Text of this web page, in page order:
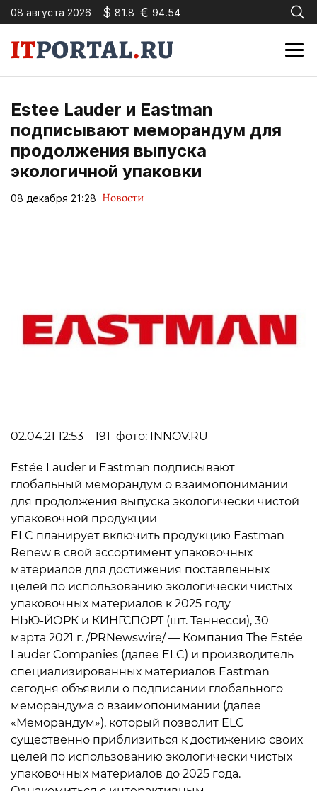
08 августа 2026 $ 81.8 € 94.54
Estee Lauder и Eastman
подписывают меморандум для
продолжения выпуска
экологичной упаковки
08 декабря 21:28 Новости
02.04.21 12:53 191 фото: INNOV.RU
Estée Lauder и Eastman подписывают
глобальный меморандум о взаимопонимании
для продолжения выпуска экологически чистой
упаковочной продукции
ELC планирует включить продукцию Eastman
Renew в свой ассортимент упаковочных
материалов для достижения поставленных
целей по использованию экологически чистых
упаковочных материалов к 2025 году
НЬЮ-ЙОРК и КИНГСПОРТ (шт. Теннесси), 30
марта 2021 г. /PRNewswire/ — Компания The Estée
Lauder Companies (далее ELC) и производитель
специализированных материалов Eastman
сегодня объявили о подписании глобального
меморандума о взаимопонимании (далее
«Меморандум»), который позволит ELC
существенно приблизиться к достижению своих
целей по использованию экологически чистых
упаковочных материалов до 2025 года.